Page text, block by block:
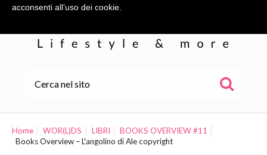
WOR(L)DS
Home WOR(L)DS LIBRI
BOOKS OVERVIEW #11
Books Overview – L'angolino di Ale copyright
acconsenti all’uso dei cookie.